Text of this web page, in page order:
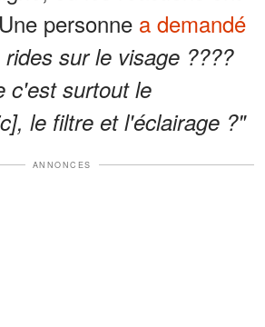
personne a demandé
sur le visage ????
c'est surtout le
le filtre et l'éclairage ?"
ANNONCES